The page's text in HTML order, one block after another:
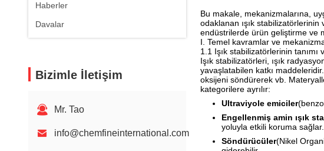
Haberler
Davalar
Bizimle İletişim
Mr. Tao
info@chemfineinternational.com
Bu makale, mekanizmalarına,
odaklanan ışık stabilizatörlerinin
endüstrilerde ürün geliştirme ve
I. Temel kavramlar ve
1.1 Işık stabilizatörlerinin tanımı
Işık stabilizatörleri, ışık
yavaşlatabilen katkı
oksijeni söndürerek vb.
kategorilere ayrılır:
Ultraviyole emiciler
Engellenmiş amin ışık
yoluyla etkili koruma sağlar.
Söndürücüler(Nikel